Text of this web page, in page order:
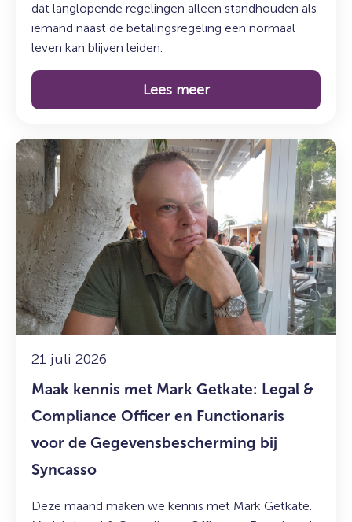
dat langlopende regelingen alleen standhouden als
iemand naast de betalingsregeling een normaal
leven kan blijven leiden.
Lees meer
21 juli 2026
Maak kennis met Mark Getkate: Legal &
Compliance Officer en Functionaris
voor de Gegevensbescherming bij
Syncasso
Deze maand maken we kennis met Mark Getkate.
Lees
meer
over:
Maak
kennis
met
Mark
Getkate:
Legal
&
Compliance
Officer
Functionaris
voor
Gegevensbescherming